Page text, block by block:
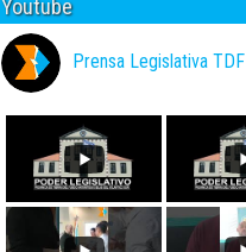
Youtube
Prensa Legislativa TDF